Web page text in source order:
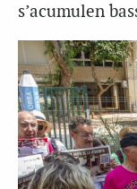
s’acumulen